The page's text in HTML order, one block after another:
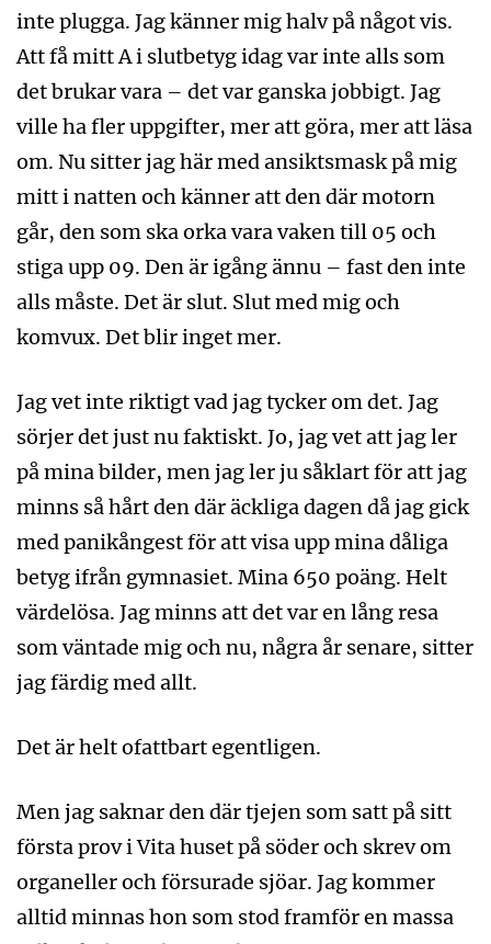
inte plugga. Jag känner mig halv på något vis.
Att få mitt A i slutbetyg idag var inte alls som
det brukar vara – det var ganska jobbigt. Jag
ville ha fler uppgifter, mer att göra, mer att läsa
om. Nu sitter jag här med ansiktsmask på mig
mitt i natten och känner att den där motorn
går, den som ska orka vara vaken till 05 och
stiga upp 09. Den är igång ännu – fast den inte
alls måste. Det är slut. Slut med mig och
komvux. Det blir inget mer.
Jag vet inte riktigt vad jag tycker om det. Jag
sörjer det just nu faktiskt. Jo, jag vet att jag ler
på mina bilder, men jag ler ju såklart för att jag
minns så hårt den där äckliga dagen då jag gick
med panikångest för att visa upp mina dåliga
betyg ifrån gymnasiet. Mina 650 poäng. Helt
värdelösa. Jag minns att det var en lång resa
som väntade mig och nu, några år senare, sitter
jag färdig med allt.
Det är helt ofattbart egentligen.
Men jag saknar den där tjejen som satt på sitt
första prov i Vita huset på söder och skrev om
organeller och försurade sjöar. Jag kommer
alltid minnas hon som stod framför en massa